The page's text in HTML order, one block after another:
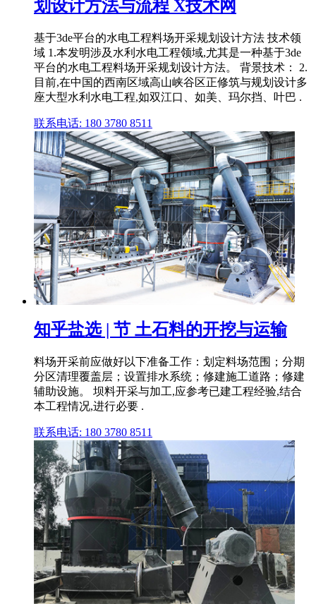
划设计方法与流程 X技术网
基于3de平台的水电工程料场开采规划设计方法 技术领
域 1.本发明涉及水利水电工程领域,尤其是一种基于3de
平台的水电工程料场开采规划设计方法。 背景技术： 2.
目前,在中国的西南区域高山峡谷区正修筑与规划设计多
座大型水利水电工程,如双江口、如美、玛尔挡、叶巴 .
联系电话: 180 3780 8511
知乎盐选 | 节 土石料的开挖与运输
料场开采前应做好以下准备工作：划定料场范围；分期
分区清理覆盖层；设置排水系统；修建施工道路；修建
辅助设施。 坝料开采与加工,应参考已建工程经验,结合
本工程情况,进行必要 .
联系电话: 180 3780 8511